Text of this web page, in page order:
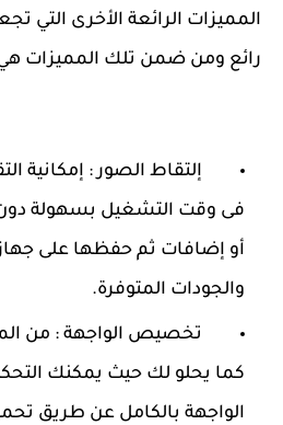
المميزات الرائعة الأخرى التي
رائع ومن ضمن تلك المميزات هي
إلتقاط الصور : إمكانية
فى وقت التشغيل بسهولة دون
أو إضافات ثم حفظها على
والجودات المتوفرة.
تخصيص الواجهة : من
كما يحلو لك حيث يمكنك
الواجهة بالكامل عن طريق